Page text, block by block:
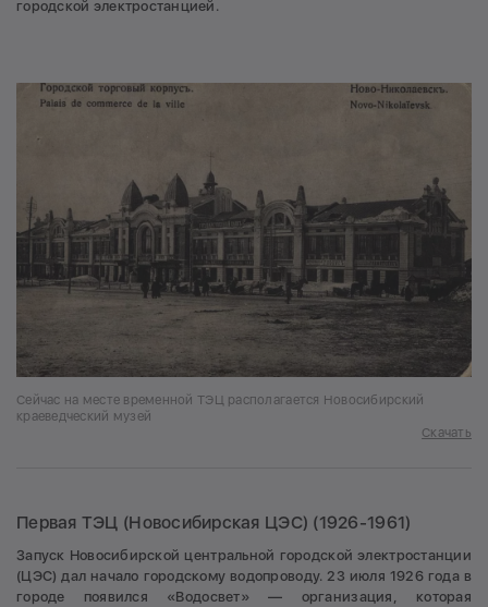
городской электростанцией.
Сейчас на месте временной ТЭЦ располагается Новосибирский
краеведческий музей
Скачать
Первая ТЭЦ (Новосибирская ЦЭС) (1926-1961)
Запуск Новосибирской центральной городской электростанции
(ЦЭС) дал начало городскому водопроводу. 23 июля 1926 года в
городе появился «Водосвет» — организация, которая